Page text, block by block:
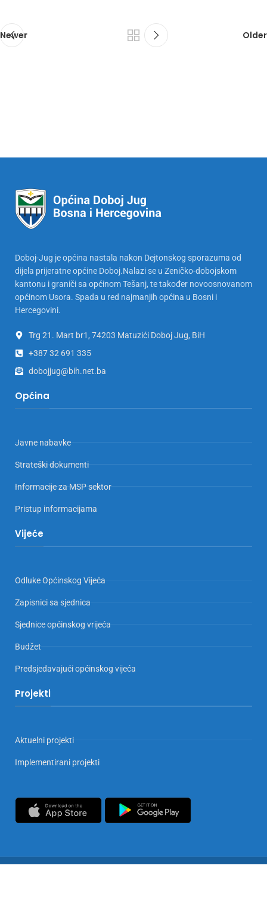
Newer Older
Doboj-Jug je općina nastala nakon Dejtonskog sporazuma od
dijela prijeratne općine Doboj.Nalazi se u Zeničko-dobojskom
kantonu i graniči sa općinom Tešanj, te također novoosnovanom
općinom Usora. Spada u red najmanjih općina u Bosni i
Hercegovini.
Trg 21. Mart br1, 74203 Matuzići Doboj Jug, BiH
+387 32 691 335
dobojjug@bih.net.ba
Općina
Javne nabavke
Strateški dokumenti
Informacije za MSP sektor
Pristup informacijama
Vijeće
Odluke Općinskog Vijeća
Zapisnici sa sjednica
Sjednice općinskog vrijeća
Budžet
Predsjedavajući općinskog vijeća
Projekti
Aktuelni projekti
Implementirani projekti